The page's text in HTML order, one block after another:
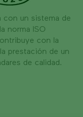
con un sistema de
norma ISO
con la
prestación de un
de calidad.